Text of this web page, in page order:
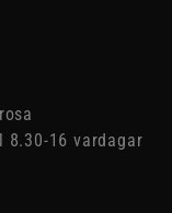
8.30-16 vardagar